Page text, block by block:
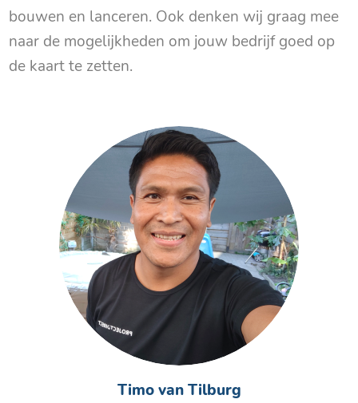
bouwen en lanceren. Ook denken wij graag mee
naar de mogelijkheden om jouw bedrijf goed op
de kaart te zetten.
Timo van Tilburg